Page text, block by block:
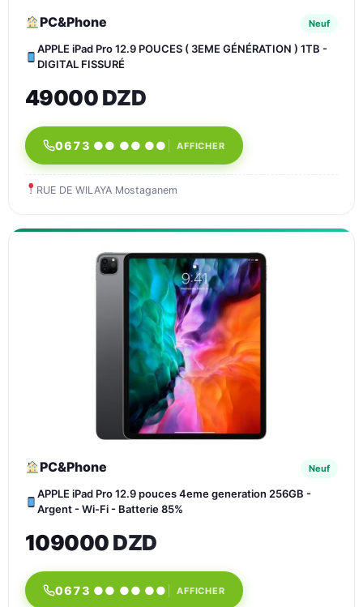
PC&Phone Neuf
APPLE iPad Pro 12.9 POUCES ( 3EME GÉNÉRATION ) 1TB -
DIGITAL FISSURÉ
49000 DZD
0673 ●● ●● ●● AFFICHER
RUE DE WILAYA Mostaganem
PC&Phone Neuf
APPLE iPad Pro 12.9 pouces 4eme generation 256GB -
Argent - Wi-Fi - Batterie 85%
109000 DZD
0673 ●● ●● ●● AFFICHER